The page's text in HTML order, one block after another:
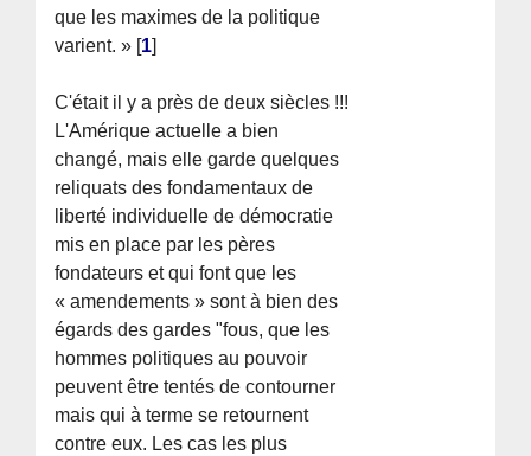
que les maximes de la politique
varient. » [1]
C'était il y a près de deux siècles !!!
L'Amérique actuelle a bien
changé, mais elle garde quelques
reliquats des fondamentaux de
liberté individuelle de démocratie
mis en place par les pères
fondateurs et qui font que les
« amendements » sont à bien des
égards des gardes "fous, que les
hommes politiques au pouvoir
peuvent être tentés de contourner
mais qui à terme se retournent
contre eux. Les cas les plus